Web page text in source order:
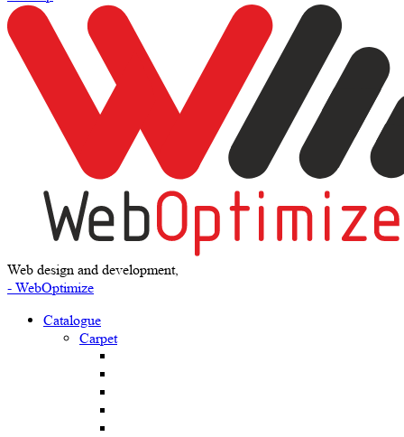
Web design and development,
- WebOptimize
Catalogue
Carpet